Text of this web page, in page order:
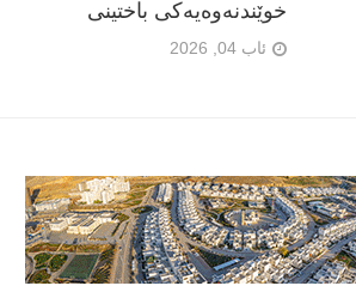
خوێندنەوەیەکی باختینی
ئاب 04, 2026